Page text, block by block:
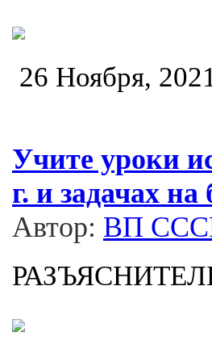
26 Ноября,
Учите уроки
г. и задачах
Автор: ВП